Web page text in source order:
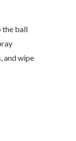
the ball
and wipe